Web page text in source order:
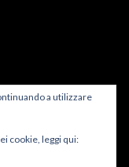
a utilizzare
cookie, leggi qui: